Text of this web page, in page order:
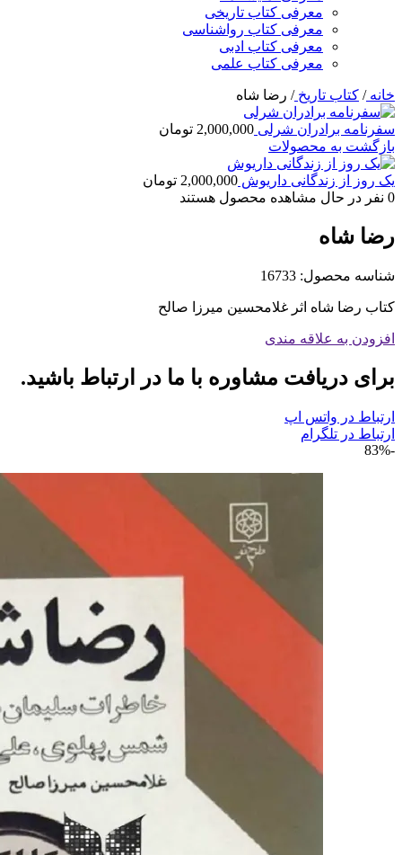
معرفی کتاب تاریخی
معرفی کتاب رواشناسی
معرفی کتاب ادبی
معرفی کتاب علمی
خانه/ کتاب تاریخ/ رضا شاه
سفرنامه برادران شرلی 2,000,000 تومان
بازگشت به محصولات
یک روز از زندگانی داریوش 2,000,000 تومان
0 نفر در حال مشاهده محصول هستند
رضا شاه
شناسه محصول: 16733
کتاب رضا شاه اثر غلامحسین میرزا صالح
افزودن به علاقه مندی
برای دریافت مشاوره با ما در ارتباط باشید.
ارتباط در واتس اپ
ارتباط در تلگرام
-83%